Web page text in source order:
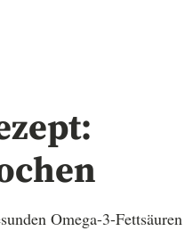
Omega-3-Fettsäuren